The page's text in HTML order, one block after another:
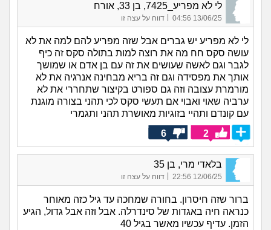
לי לא מפריע_7425, בן 33, אורח
13/06/25 04:56 דווח על עצה זו
לי לא מפריע יש גברים אבל שזה מפריע להם למה את לא
עושה סקס חח מה את רוצה למות בתולה סקס זה כיף
לגבר וגם לאשה שעושים את זה עם בן אדם או שמושך
אותך את מפסידה וגם זה בריא מבחינה אנרגיה את לא
מורמרת עצובה וזה גם ספורט בקיצור שתחררי את לא
ערביה שאוי ואבוי אם תעשי סקס לכי תהני בצורה מוגנת
עם קונדם ותהיי בזוגיות מאושרת תהני ותגמרי
2
6
בלאדי מרי, בן 35
12/06/25 22:56 דווח על עצה זו
ברור שזה חיסרון. בחורה שמחכה עד גיל כזה מאוחר
כנראה חיה באגדות של סינדרלה. אבל וזה אבל גדול, הגיע
הזמן. עדיף עכשיו מאשר בגיל 40